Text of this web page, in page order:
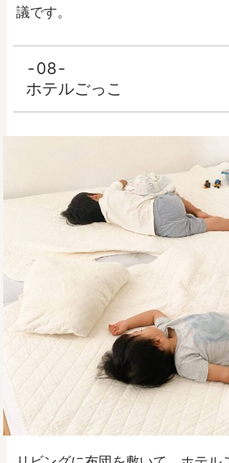
議です。
08
ホテルごっこ